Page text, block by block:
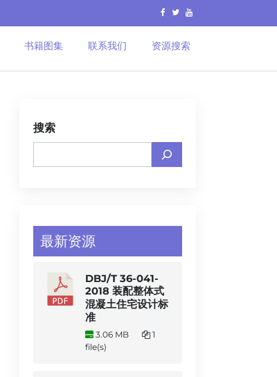
书籍图集 联系我们 资源搜索
搜索
最新资源
DBJ/T 36-041-
2018 装配整体式
混凝土住宅设计标
准
3.06 MB
1
file(s)